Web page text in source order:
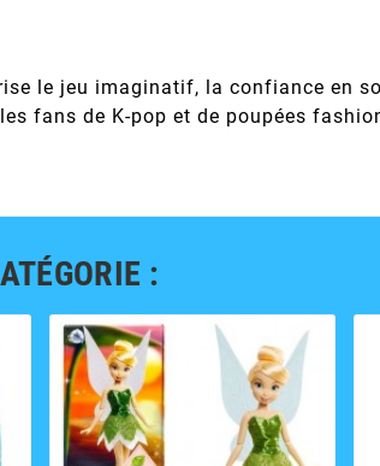
le jeu imaginatif, la confiance en
fans de K-pop et de poupées
: